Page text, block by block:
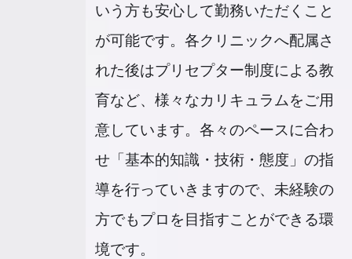
いう方も安心して勤務いただくこと
が可能です。各クリニックへ配属さ
れた後はプリセプター制度による教
育など、様々なカリキュラムをご用
意しています。各々のペースに合わ
せ「基本的知識・技術・態度」の指
導を行っていきますので、未経験の
方でもプロを目指すことができる環
境です。